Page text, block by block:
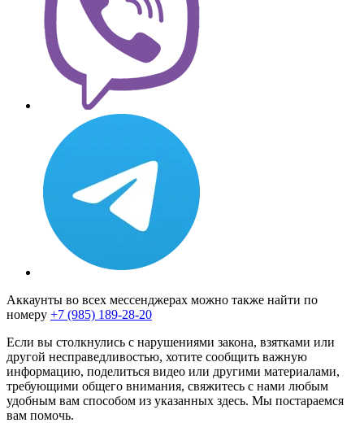
Аккаунты во всех мессенджерах можно также найти по
номеру +7 (985) 189-28-20
Если вы столкнулись с нарушениями закона, взятками или
другой несправедливостью, хотите сообщить важную
информацию, поделиться видео или другими материалами,
требующими общего внимания, свяжитесь с нами любым
удобным вам способом из указанных здесь. Мы постараемся
вам помочь.